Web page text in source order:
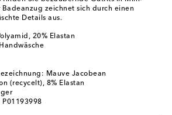
Badeanzug zeichnet sich durch einen
Details aus.
20% Elastan
Mauve Jacobean
(recycelt), 8% Elastan